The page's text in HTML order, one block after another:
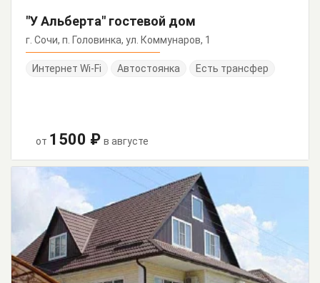
"У Альберта" гостевой дом
г. Сочи, п. Головинка, ул. Коммунаров, 1
Интернет Wi-Fi Автостоянка Есть трансфер
от 1500 ₽ в августе